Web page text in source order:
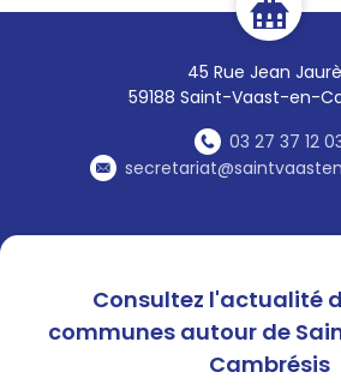
45 Rue Jean
59188 Saint-Vaast-en-
03 27 37 12
Consultez l'actualité
communes autour de
Cambrésis